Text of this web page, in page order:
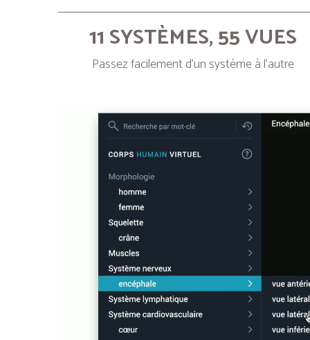
11 SYSTÈMES, 55 VUES
Passez facilement d’un système à l’autre